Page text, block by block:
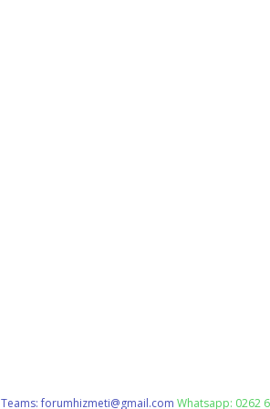
Teams:forumhizmeti@gmail.com Whatsapp: 0262